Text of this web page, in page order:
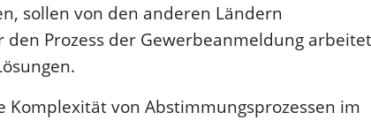
sollen von den anderen Ländern
Prozess der Gewerbeanmeldung arbeitet
von Abstimmungs­­prozessen im